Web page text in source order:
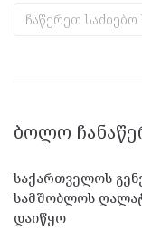
ᲑᲝᲚᲝ
საქართველოს
სამშობლოს
დაიწყო